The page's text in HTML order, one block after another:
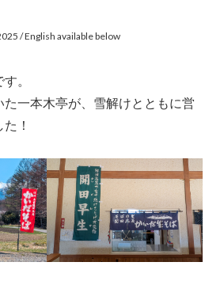
/ English available below
。
一本木亭が、雪解けとともに営
！